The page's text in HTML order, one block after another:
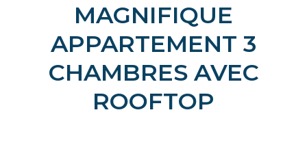
MAGNIFIQUE
APPARTEMENT 3
CHAMBRES AVEC
ROOFTOP